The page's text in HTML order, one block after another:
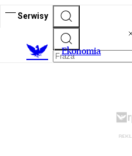
Serwisy
Ekonomia